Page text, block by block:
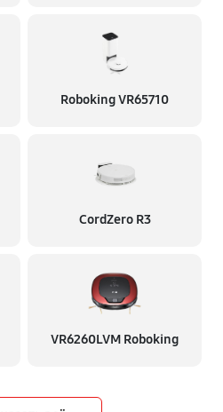
Roboking VR65710
CordZero R3
VR6260LVM Roboking